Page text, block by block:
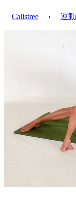
Calistree › 運動